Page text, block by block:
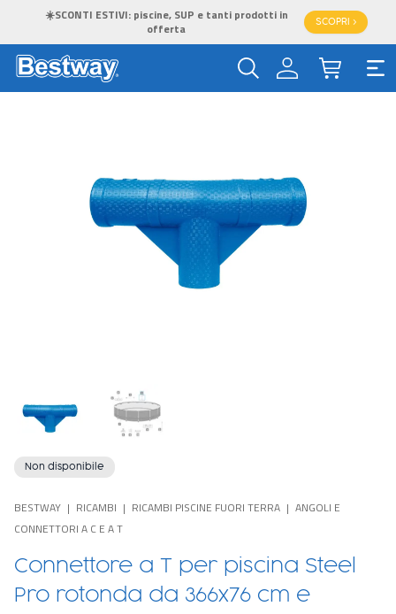
☀️SCONTI ESTIVI: piscine, SUP e tanti prodotti in
offerta
SCOPRI >
Non disponibile
BESTWAY RICAMBI RICAMBI PISCINE FUORI TERRA
ANGOLI E
CONNETTORI A C E A T
Connettore a T per piscina Steel
Pro rotonda da 366x76 cm e